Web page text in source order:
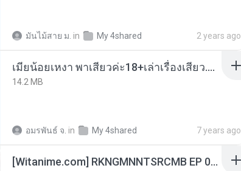
มันไม้สาย ม. in My 4shared 2 years ago
เมียน้อยเหงา พาเสียวค่ะ18+เล่าเรื่องเสียว.mp3
14.2 MB
อมรพันธ์ จ. in My 4shared 7 years ago
[Witanime.com] RKNGMNNTSRCMB EP 06 HD.mp4